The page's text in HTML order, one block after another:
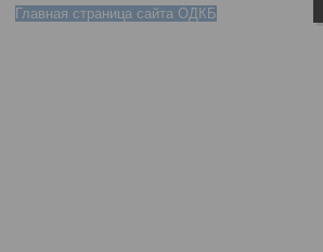
Главная страница сайта ОДКБ